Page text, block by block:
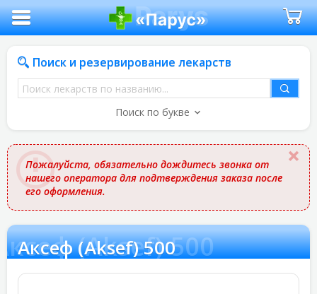
Поиск и резервирование лекарств
Поиск
лекарств
названию
Поиск по букве
Пожалуйста, обязательно дождитесь звонка от
нашего оператора для подтверждения заказа после
его оформления.
(Aksef) 500
Аксеф (Aksef) 500